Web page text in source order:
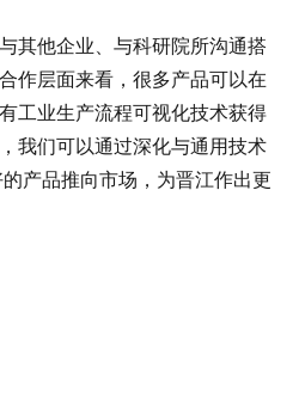
其他企业、与科研院所沟通搭
作层面来看，很多产品可以在
工业生产流程可视化技术获得
我们可以通过深化与通用技术
产品推向市场，为晋江作出更